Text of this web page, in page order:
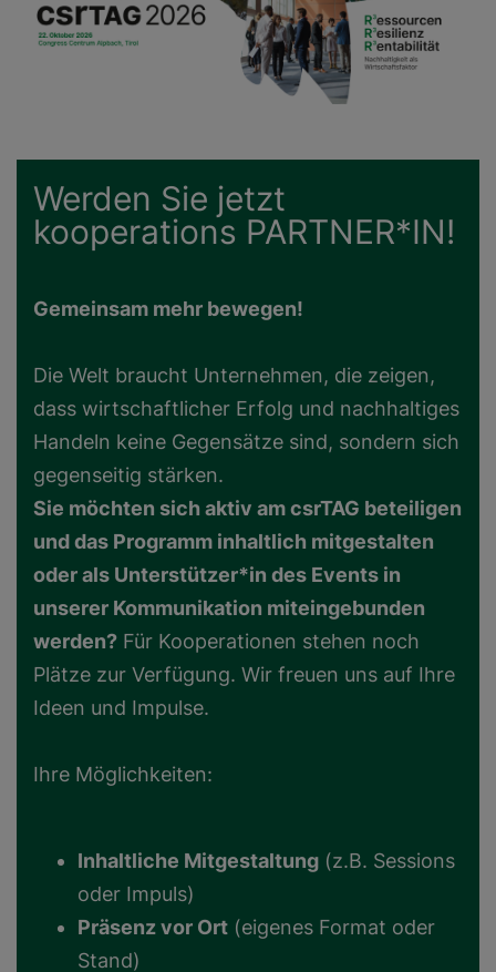
Werden Sie jetzt
kooperations PARTNER*IN!
Gemeinsam mehr bewegen!
Die Welt braucht Unternehmen, die zeigen,
dass wirtschaftlicher Erfolg und nachhaltiges
Handeln keine Gegensätze sind, sondern sich
gegenseitig stärken.
Sie möchten sich aktiv am csrTAG beteiligen
und das Programm inhaltlich mitgestalten
oder als Unterstützer*in des Events in
unserer Kommunikation miteingebunden
werden? Für Kooperationen stehen noch
Plätze zur Verfügung. Wir freuen uns auf Ihre
Ideen und Impulse.
Ihre Möglichkeiten:
Inhaltliche Mitgestaltung (z.B. Sessions
oder Impuls)
Präsenz vor Ort (eigenes Format oder
Stand)